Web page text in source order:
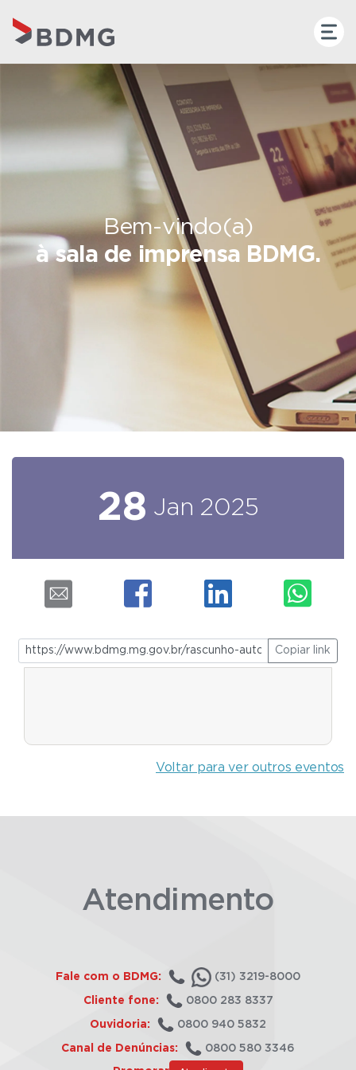
Bem-vindo(a)
à sala de imprensa BDMG.
28 Jan 2025
Copiar link
Voltar para ver outros eventos
Atendimento
Fale com o BDMG: (31) 3219-8000
Cliente fone: 0800 283 8337
Ouvidoria: 0800 940 5832
Canal de Denúncias: 0800 580 3346